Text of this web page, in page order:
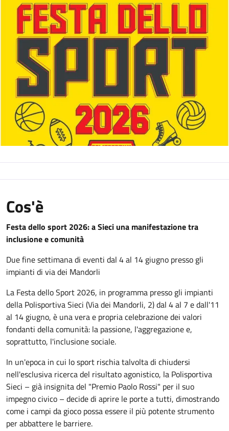
Cos'è
Festa dello sport 2026: a Sieci una manifestazione tra
inclusione e comunità
Due fine settimana di eventi dal 4 al 14 giugno presso gli
impianti di via dei Mandorli
La Festa dello Sport 2026, in programma presso gli impianti
della Polisportiva Sieci (Via dei Mandorli, 2) dal 4 al 7 e dall'11
al 14 giugno, è una vera e propria celebrazione dei valori
fondanti della comunità: la passione, l'aggregazione e,
soprattutto, l'inclusione sociale.
In un'epoca in cui lo sport rischia talvolta di chiudersi
nell'esclusiva ricerca del risultato agonistico, la Polisportiva
Sieci – già insignita del "Premio Paolo Rossi" per il suo
impegno civico – decide di aprire le porte a tutti, dimostrando
come i campi da gioco possa essere il più potente strumento
per abbattere le barriere.